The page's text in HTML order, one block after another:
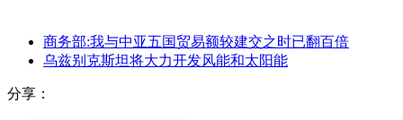
商务部:我与中亚五国贸易额较建交之时已翻百倍
乌兹别克斯坦将大力开发风能和太阳能
分享：